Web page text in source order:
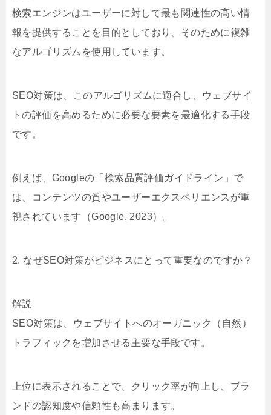
検索エンジンはユーザーに対して最も関連性の高い情
報を提供することを目的としており、そのために複雑
なアルゴリズムを使用しています。
SEO対策は、このアルゴリズムに適合し、ウェブサイ
トの評価を高めるために必要な要素を最適化する手段
です。
例えば、Googleの「検索品質評価ガイドライン」で
は、コンテンツの質やユーザーエクスペリエンスが重
視されています（Google, 2023）。
2. なぜSEO対策がビジネスにとって重要なのですか？
解説
SEO対策は、ウェブサイトへのオーガニック（自然）
トラフィックを増加させる主要な手段です。
上位に表示されることで、クリック率が向上し、ブラ
ンドの認知度や信頼性も高まります。